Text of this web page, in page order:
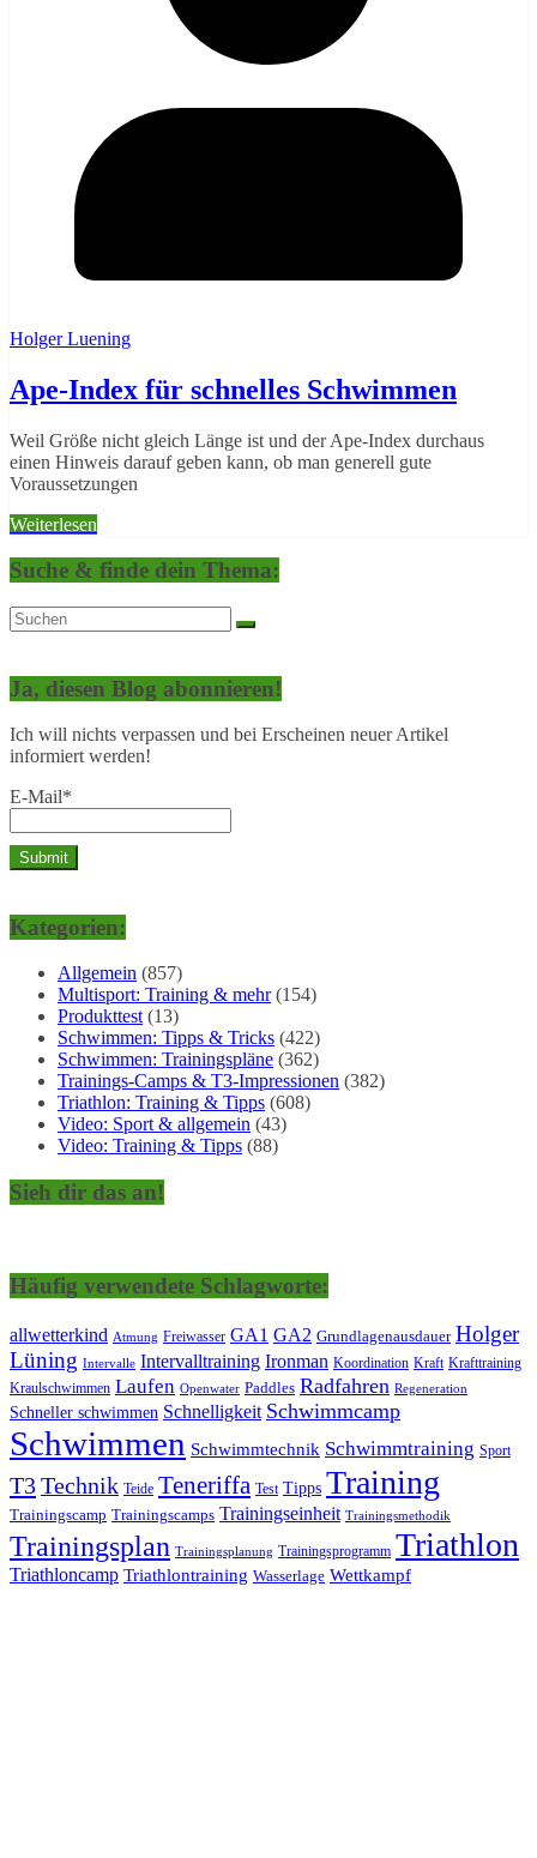
Holger Luening
Ape-Index für schnelles Schwimmen
Weil Größe nicht gleich Länge ist und der Ape-Index durchaus
einen Hinweis darauf geben kann, ob man generell gute
Voraussetzungen
Weiterlesen
Suche & finde dein Thema:
Ja, diesen Blog abonnieren!
Ich will nichts verpassen und bei Erscheinen neuer Artikel
informiert werden!
E-Mail*
Kategorien:
Allgemein (857)
Multisport: Training & mehr(154)
Produkttest(13)
Schwimmen: Tipps & Tricks (422)
Schwimmen: Trainingspläne (362)
Trainings-Camps & T3-Impressionen (382)
Triathlon: Training & Tipps (608)
Video: Sport & allgemein (43)
Video: Training & Tipps (88)
Sieh dir das an!
Häufig verwendete Schlagworte:
allwetterkind Atmung Freiwasser GA1 GA2 Grundlagenausdauer Holger
Lüning Intervalle Intervalltraining Ironman Koordination Kraft Krafttraining
Kraulschwimmen Laufen Openwater Paddles Radfahren Regeneration
Schneller schwimmen Schnelligkeit Schwimmcamp
Schwimmen Schwimmtechnik Schwimmtraining Sport
T3Technik Teide Teneriffa Test Tipps Training
Trainingscamp Trainingscamps Trainingseinheit Trainingsmethodik
Trainingsplan Trainingsplanung Trainingsprogramm Triathlon
Triathloncamp Triathlontraining Wasserlage Wettkampf